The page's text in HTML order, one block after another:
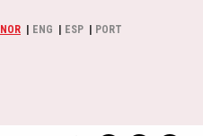
NOR ENG ESP PORT